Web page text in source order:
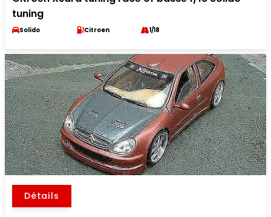
tuning
Solido Citroen 1/18
Détails